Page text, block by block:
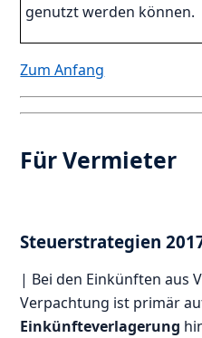
genutzt werden können.
Zum Anfang
Für Vermieter
Steuerstrategien
| Bei den Einkünften aus
Verpachtung ist primär
Einkünfteverlagerung